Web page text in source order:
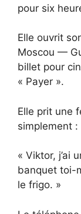
pour six
Elle ouvrit
Moscou —
billet pour
« Payer ».
Elle prit une
simplement :
« Viktor, j’ai
banquet toi-
le frigo. »